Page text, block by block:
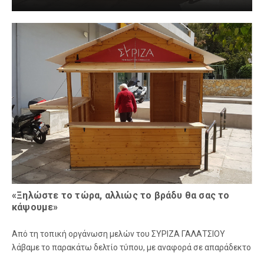
«Ξηλώστε το τώρα, αλλιώς το βράδυ θα σας το
κάψουμε»
Από τη τοπική οργάνωση μελών του ΣΥΡΙΖΑ ΓΑΛΑΤΣΙΟΥ
λάβαμε το παρακάτω δελτίο τύπου, με αναφορά σε απαράδεκτο